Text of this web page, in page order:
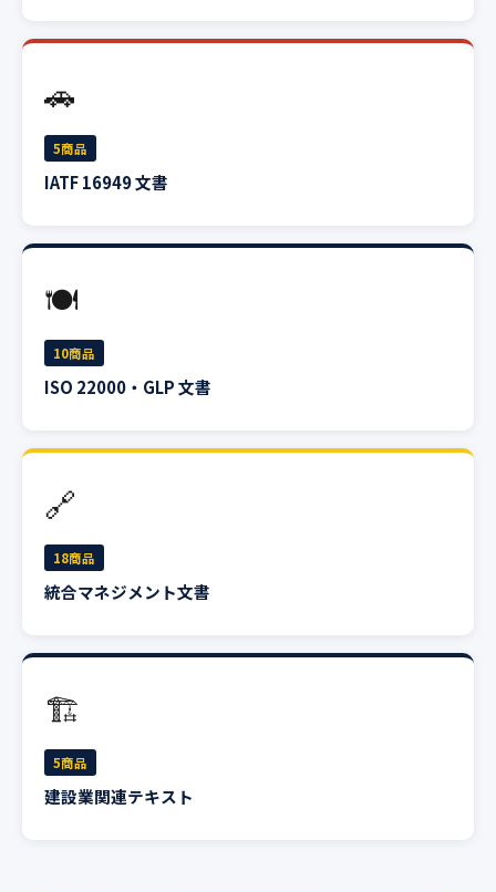
🚗
5商品
IATF 16949 文書
🍽
10商品
ISO 22000・GLP 文書
🔗
18商品
統合マネジメント文書
🏗
5商品
建設業関連テキスト